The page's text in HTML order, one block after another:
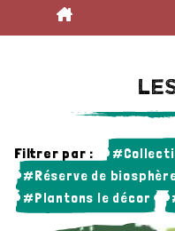
et Marais
Les actus
Filtrer par :
#Réserve de
#Plantons le décor